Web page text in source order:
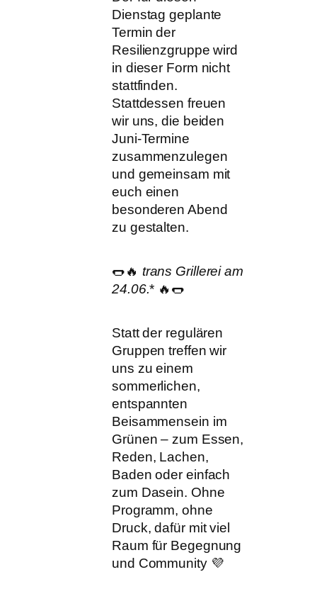
Dienstag geplante
Termin der
Resilienzgruppe wird
in dieser Form nicht
stattfinden.
Stattdessen freuen
wir uns, die beiden
Juni-Termine
zusammenzulegen
und gemeinsam mit
euch einen
besonderen Abend
zu gestalten.
🌭🔥 trans Grillerei am
24.06.* 🔥🌭
Statt der regulären
Gruppen treffen wir
uns zu einem
sommerlichen,
entspannten
Beisammensein im
Grünen – zum Essen,
Reden, Lachen,
Baden oder einfach
zum Dasein. Ohne
Programm, ohne
Druck, dafür mit viel
Raum für Begegnung
und Community 💜